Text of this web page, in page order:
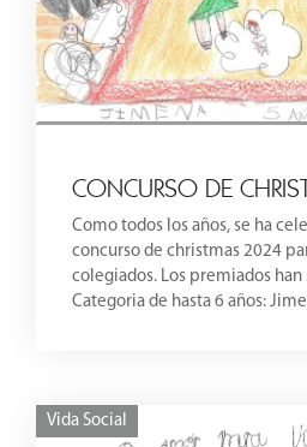
CONCURSO DE
Como todos los años, se ha
concurso de christmas 2024
colegiados. Los premiados
Categoria de hasta 6 años:
Vida Social